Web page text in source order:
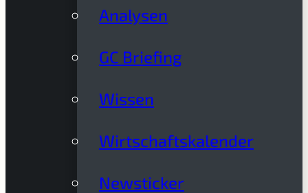
Analysen
GC Briefing
Wissen
Wirtschaftskalender
Newsticker